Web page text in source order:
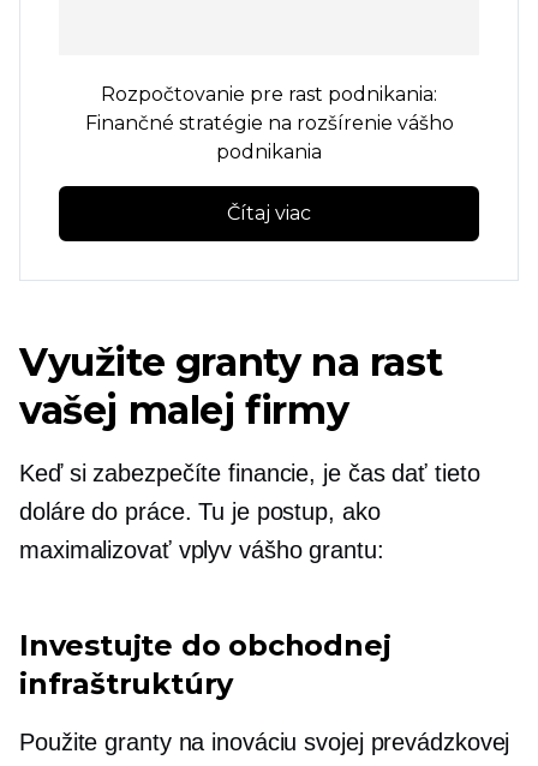
Rozpočtovanie pre rast podnikania:
Finančné stratégie na rozšírenie vášho
podnikania
Čítaj viac
Využite granty na rast
vašej malej firmy
Keď si zabezpečíte financie, je čas dať tieto
doláre do práce. Tu je postup, ako
maximalizovať vplyv vášho grantu:
Investujte do obchodnej
infraštruktúry
Použite granty na inováciu svojej prevádzkovej